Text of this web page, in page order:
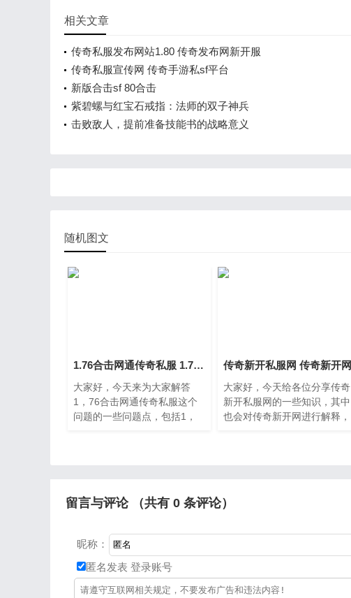
相关文章
传奇私服发布网站1.80 传奇发布网新开服
传奇私服宣传网 传奇手游私sf平台
新版合击sf 80合击
紫碧螺与红宝石戒指：法师的双子神兵
击败敌人，提前准备技能书的战略意义
随机图文
1.76合击网通传奇私服 1.76合击版本
大家好，今天来为大家解答
1，76合击网通传奇私服这个
问题的一些问题点，包括1，
传奇新开私服网 传奇新开网
大家好，今天给各位分享传奇
新开私服网的一些知识，其中
也会对传奇新开网进行解释，
留言与评论 （共有 0 条评论）
昵称：
匿名发表 登录账号